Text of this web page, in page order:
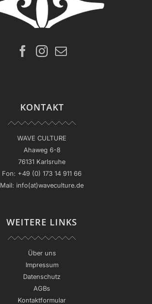
KONTAKT
WAVE CULTURE
Ahaweg 6-8
76131 Karlsruhe
Fon: +49 (0) 173 14 911 66
Mail: info(at)waveculture.de
WEITERE LINKS
Über uns
Impressum
Datenschutz
AGBs
Kontaktformular